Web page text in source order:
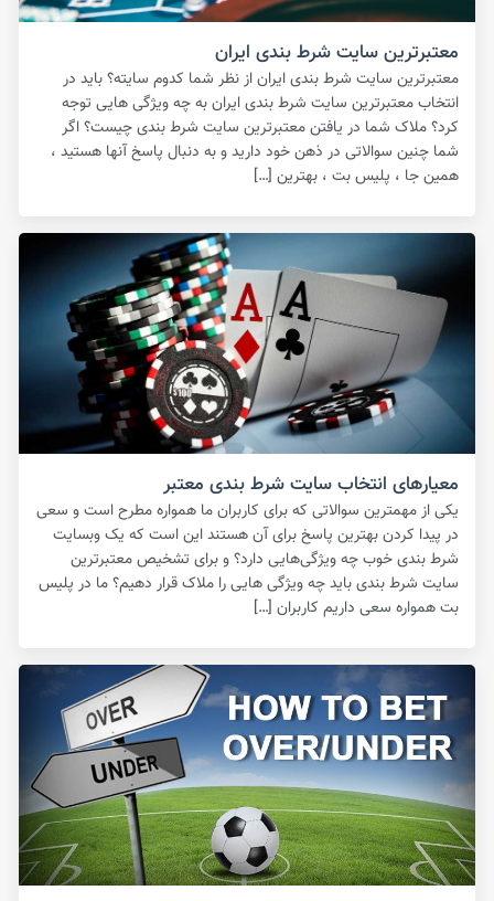
معتبرترین سایت شرط بندی ایران
معتبرترین سایت شرط بندی ایران از نظر شما کدوم سایته؟ باید در
انتخاب معتبرترین سایت شرط بندی ایران به چه ویژگی هایی توجه
کرد؟ ملاک شما در یافتن معتبرترین سایت شرط بندی چیست؟ اگر
شما چنین سوالاتی در ذهن خود دارید و به دنبال پاسخ آنها هستید ،
همین جا ، پلیس بت ، بهترین […]
معیارهای انتخاب سایت شرط بندی معتبر
یکی از مهمترین سوالاتی که برای کاربران ما همواره مطرح است و سعی
در پیدا کردن بهترین پاسخ برای آن هستند این است که یک وبسایت
شرط بندی خوب چه ویژگی‌هایی دارد؟ و برای تشخیص معتبرترین
سایت شرط بندی باید چه ویژگی هایی را ملاک قرار دهیم؟ ما در پلیس
بت همواره سعی داریم کاربران […]